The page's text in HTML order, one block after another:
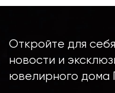
Откройте для
новости и
ювелирного дома